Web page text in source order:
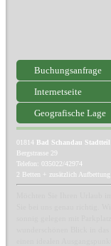
Buchungsanfrage
Internetseite
Geografische Lage
01814 Bad Schandau Stadtteil
Bergstrasse 29
Telefon: 035022/42974
2 Betten + zusätzlich Aufbettung